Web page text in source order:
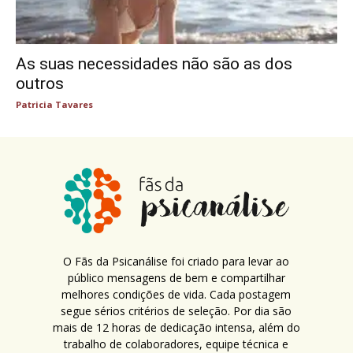
As suas necessidades não são as dos
outros
Patricia Tavares
O Fãs da Psicanálise foi criado para levar ao
público mensagens de bem e compartilhar
melhores condições de vida. Cada postagem
segue sérios critérios de seleção. Por dia são
mais de 12 horas de dedicação intensa, além do
trabalho de colaboradores, equipe técnica e